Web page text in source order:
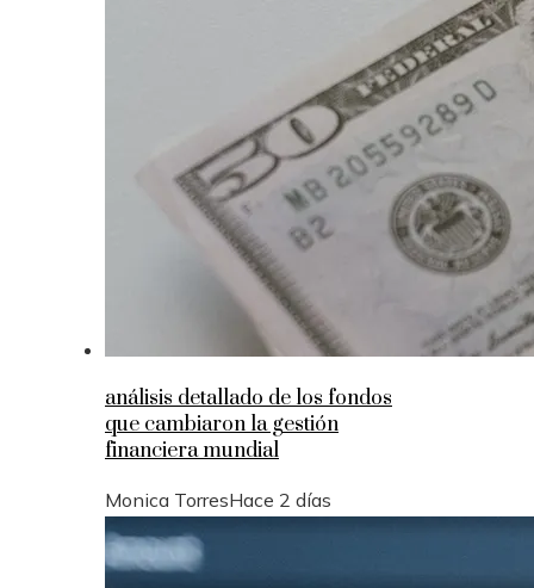
análisis detallado de los fondos
que cambiaron la gestión
financiera mundial
Monica TorresHace 2 días